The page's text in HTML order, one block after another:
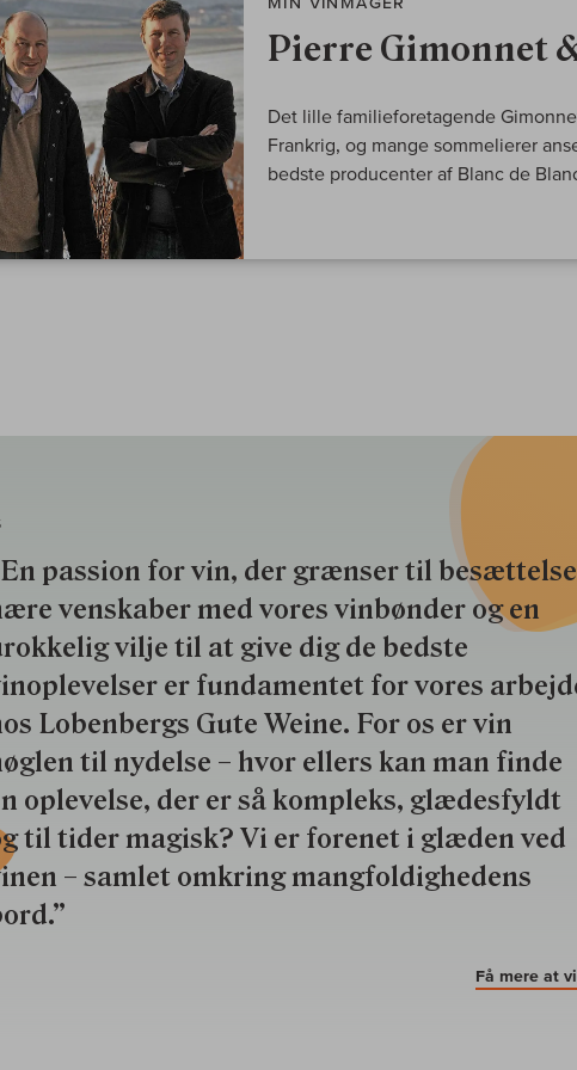
Pierre Gimonnet
Det lille familieforetagende
Frankrig, og mange sommelierer
bedste producenter af Blanc de
passion for vin, der grænser til
venskaber med vores vinbønder og en
vilje til at give dig de bedste
er fundamentet for vores
Lobenbergs Gute Weine. For os er vin
til nydelse – hvor ellers kan man finde
oplevelse, der er så kompleks, glædesfyldt
til tider magisk? Vi er forenet i glæden ved
– samlet omkring mangfoldighedens
Få mere at